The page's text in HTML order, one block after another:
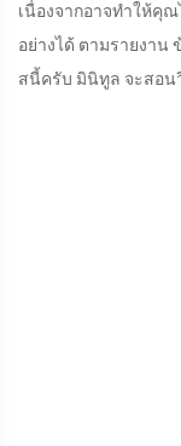
เนื่องจากอาจทำให้คุ
อย่างได้ ตามรายงาน
สนี้ครับ มินิทูล จะสอ